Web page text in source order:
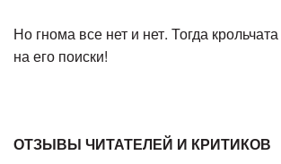
Но гнома все нет и нет. Тогда
на его поиски!
ОТЗЫВЫ ЧИТАТЕЛЕЙ И КРИТИКОВ